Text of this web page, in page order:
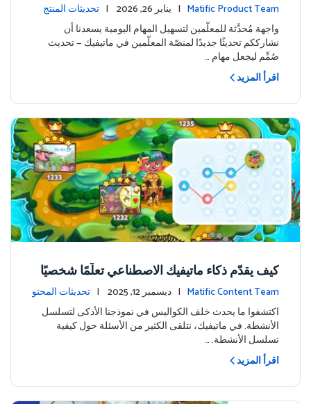
Matific Product Team | يناير 26, 2026 |
تحديثات المنتج
واجهة مُحدَّثة للمعلّمين لتسهيل المهام اليومية يسعدنا أن
نشارككم تحديثًا جديدًا لمنصّة المعلّمين في ماتيفيك — تحديث
صُمِّم ليجعل مهام …
اقرأ المزيد
على جزيرة المغامرة
Matific Content Team | ديسمبر 12, 2025 | تحديثات المحتو
ى
اكتشفوا ما يحدث خلف الكواليس في نموذجنا الأذكى لتسلسل
الأنشطة. في ماتيفيك، نتلقى الكثير من الأسئلة حول كيفية
تسلسل الأنشطة. …
اقرأ المزيد